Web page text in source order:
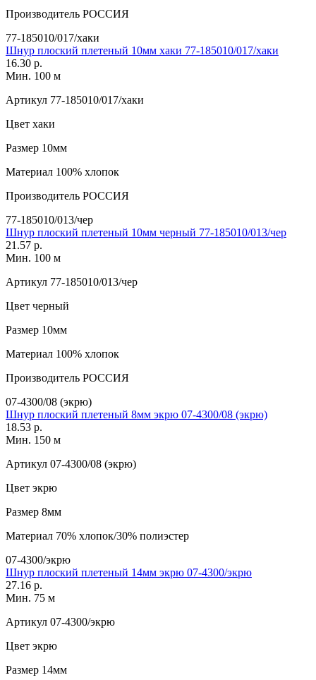
Производитель РОССИЯ
77-185010/017/хаки
Шнур плоский плетеный 10мм хаки 77-185010/017/хаки
16.30 р.
Мин. 100 м
Артикул 77-185010/017/хаки
Цвет хаки
Размер 10мм
Материал 100% хлопок
Производитель РОССИЯ
77-185010/013/чер
Шнур плоский плетеный 10мм черный 77-185010/013/чер
21.57 р.
Мин. 100 м
Артикул 77-185010/013/чер
Цвет черный
Размер 10мм
Материал 100% хлопок
Производитель РОССИЯ
07-4300/08 (экрю)
Шнур плоский плетеный 8мм экрю 07-4300/08 (экрю)
18.53 р.
Мин. 150 м
Артикул 07-4300/08 (экрю)
Цвет экрю
Размер 8мм
Материал 70% хлопок/30% полиэстер
07-4300/экрю
Шнур плоский плетеный 14мм экрю 07-4300/экрю
27.16 р.
Мин. 75 м
Артикул 07-4300/экрю
Цвет экрю
Размер 14мм